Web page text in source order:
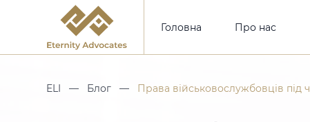
Головна Про нас
ELI — Блог — Права військовослужбовців під